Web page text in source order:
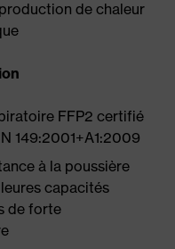
de chaleur
FFP2 certifié
149:2001+A1:2009
à la poussière
capacités
de forte